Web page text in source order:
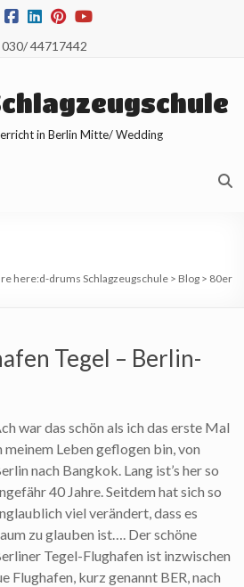
030/ 44717442
in Berlin Mitte/ Wedding
here:d-drums Schlagzeugschule> Blog> 80er
Tegel – Berlin-
war das schön als ich das erste Mal
meinem Leben geflogen bin, von
nach Bangkok. Lang ist’s her so
40 Jahre. Seitdem hat sich so
viel verändert, dass es
zu glauben ist…. Der schöne
Tegel-Flughafen ist inzwischen
Flughafen, kurz genannt BER, nach